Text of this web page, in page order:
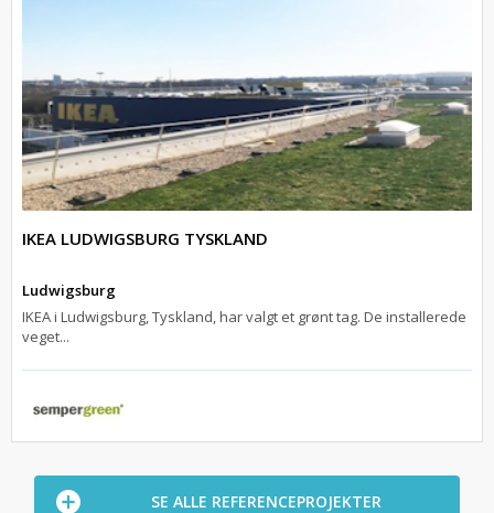
IKEA LUDWIGSBURG TYSKLAND
Ludwigsburg
IKEA i Ludwigsburg, Tyskland, har valgt et grønt tag. De installerede
veget...
SE ALLE REFERENCEPROJEKTER